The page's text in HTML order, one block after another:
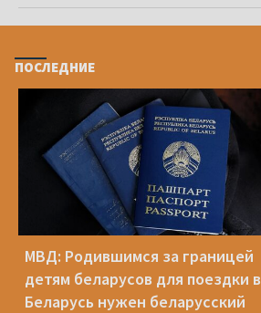
ПОСЛЕДНИЕ
МВД: Родившимся за границей
детям беларусов для поездки в
Беларусь нужен беларусский